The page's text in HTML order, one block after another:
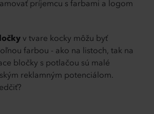
príjemcu s farbami a logom
v tvare kocky môžu byť
farbou - ako na listoch, tak na
bločky s potlačou sú malé
reklamným potenciálom.